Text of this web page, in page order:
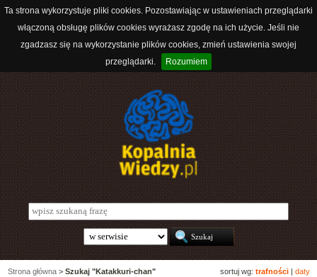
Ta strona wykorzystuje pliki cookies. Pozostawiając w ustawieniach przeglądarki
włączoną obsługę plików cookies wyrażasz zgodę na ich użycie. Jeśli nie
zgadzasz się na wykorzystanie plików cookies, zmień ustawienia swojej
przeglądarki.
Rozumiem
sortuj wg: trafności daty
Strona główna > Szukaj "Katakkuri-chan"